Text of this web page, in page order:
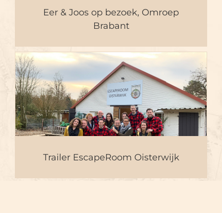
Eer & Joos op bezoek, Omroep
Brabant
Trailer EscapeRoom
Oisterwijk
Trailer EscapeRoom Oisterwijk